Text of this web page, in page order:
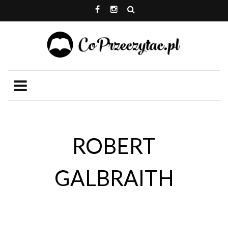
ROBERT
GALBRAITH